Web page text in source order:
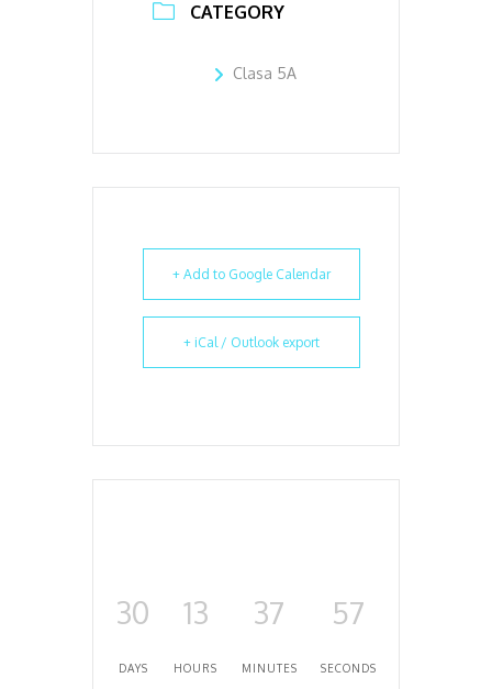
CATEGORY
Clasa 5A
+ Add to Google Calendar
+ iCal / Outlook export
30
DAYS
13
HOURS
37
MINUTES
57
SECONDS